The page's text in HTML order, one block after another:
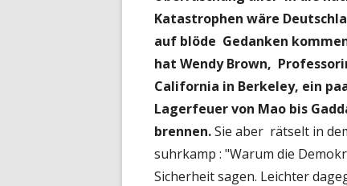
Katastrophen wäre
auf blöde Gedanken
hat Wendy Brown,
California in Berkeley, ein
Lagerfeuer von Mao bis
brennen.Sie aber rätselt in
suhrkamp : "Warum die
Sicherheit sagen. Leichter